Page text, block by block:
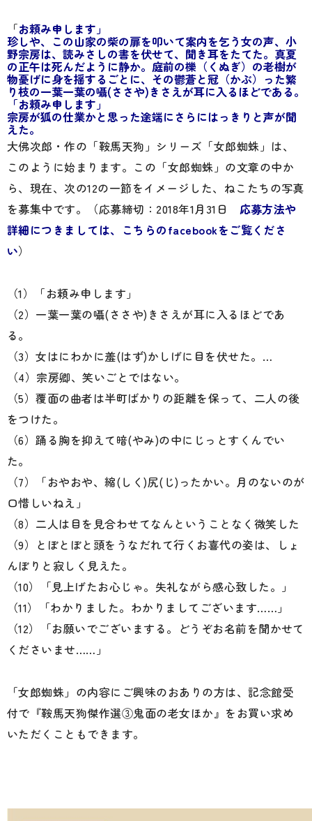
「お頼み申します」
珍しや、この山家の柴の扉を叩いて案内を乞う女の声、小
野宗房は、読みさしの書を伏せて、聞き耳をたてた。真夏
の正午は死んだように静か。庭前の櫟（くぬぎ）の老樹が
物憂げに身を揺するごとに、その鬱蒼と冠（かぶ）った繁
り枝の一葉一葉の囁(ささや)きさえが耳に入るほどである。
「お頼み申します」
宗房が狐の仕業かと思った途端にさらにはっきりと声が聞
えた。
大佛次郎・作の「鞍馬天狗」シリーズ「女郎蜘蛛」は、
このように始まります。この「女郎蜘蛛」の文章の中か
ら、現在、次の12の一節をイメージした、ねこたちの写真
を募集中です。（応募締切：2018年1月31日
応募方法や
詳細につきましては、こちらのfacebookをご覧くださ
い）
（1）「お頼み申します」
（2）一葉一葉の囁(ささや)きさえが耳に入るほどであ
る。
（3）女はにわかに羞(はず)かしげに目を伏せた。 …
（4）宗房卿、笑いごとではない。
（5）覆面の曲者は半町ばかりの距離を保って、二人の後
をつけた。
（6）踊る胸を抑えて暗(やみ)の中にじっとすくんでい
た。
（7）「おやおや、縮(しく)尻(じ)ったかい。月のないのが
口惜しいねえ」
（8）二人は目を見合わせてなんということなく微笑した
（9）とぼとぼと頭をうなだれて行くお喜代の姿は、しょ
んぼりと寂しく見えた。
（10）「見上げたお心じゃ。失礼ながら感心致した。」
（11）「わかりました。わかりましてございます……」
（12）「お願いでございまする。どうぞお名前を聞かせて
くださいませ……」
「女郎蜘蛛」の内容にご興味のおありの方は、記念館受
付で『鞍馬天狗傑作選③鬼面の老女ほか』をお買い求め
いただくこともできます。